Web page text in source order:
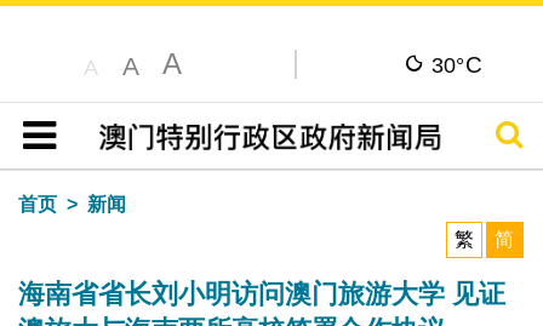
A A A 30°C
目录
搜寻
首页
新闻
繁
简
海南省省长刘小明访问澳门旅游大学 见证